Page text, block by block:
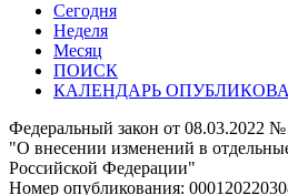
Сегодня
Неделя
Месяц
ПОИСК
КАЛЕНДАРЬ
Федеральный закон от 08.03.2022
"О внесении изменений в
Российской Федерации"
Номер опубликования: